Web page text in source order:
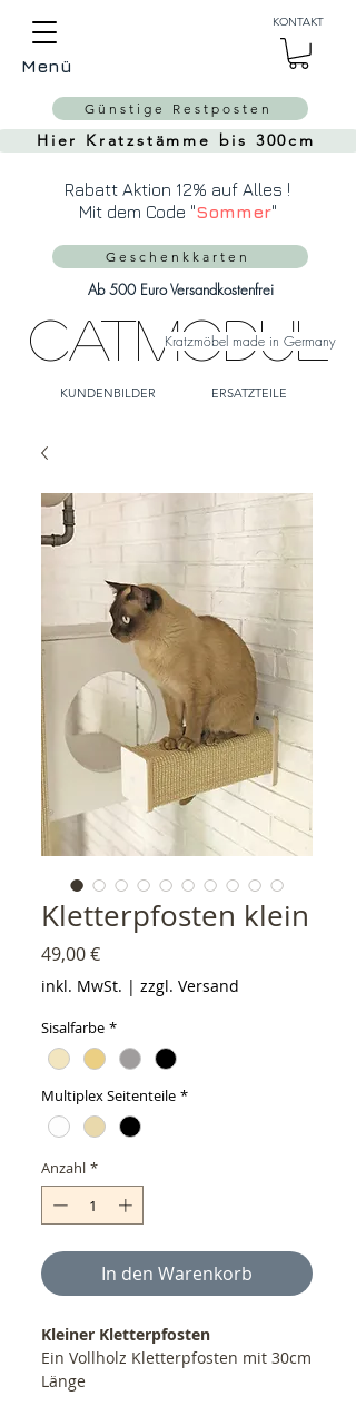
CatModul
Kratzmöbel made in Germany
Menü
KONTAKT
KUNDENBILDER ERSATZTEILE
Ab 500 Euro Versandkostenfrei
Hier Kratzstämme bis 300cm
Geschenkkarten
Günstige Restposten
Rabatt Aktion 12% auf Alles !
Mit dem Code "Sommer"
Kletterpfosten klein
49,00 €Preis
inkl. MwSt. | zzgl. Versand
Sisalfarbe *
Multiplex Seitenteile *
Anzahl *
In den Warenkorb
Kleiner Kletterpfosten
Ein Vollholz Kletterpfosten mit 30cm
Länge